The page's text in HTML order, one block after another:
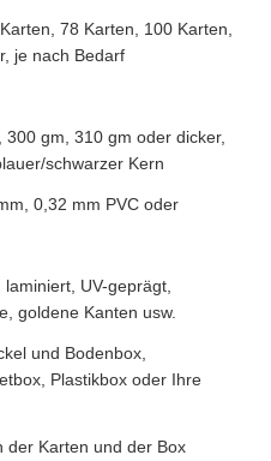
78 Karten, 100 Karten,
je nach Bedarf
300 gm, 310 gm oder dicker,
schwarzer Kern
0,32 mm PVC oder
laminiert, UV-geprägt,
goldene Kanten usw.
und Bodenbox,
Plastikbox oder Ihre
der Karten und der Box